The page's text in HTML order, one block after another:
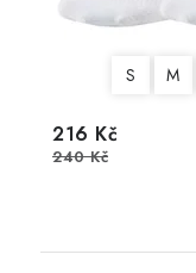
S M
216 Kč
240 Kč